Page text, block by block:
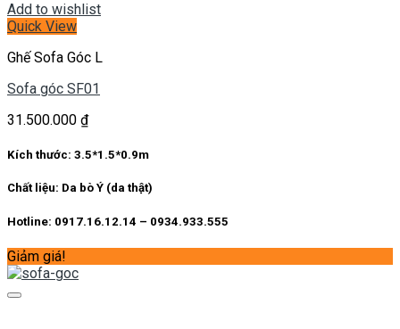
Add to wishlist
Quick View
Ghế Sofa Góc L
Sofa góc SF01
31.500.000 ₫
Kích thước: 3.5*1.5*0.9m
Chất liệu: Da bò Ý (da thật)
Hotline: 0917.16.12.14 – 0934.933.555
Giảm giá!